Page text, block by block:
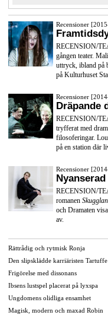
Recensioner
RECENSION/
gången teater.
uttryck, ibland på
på Kulturhuset
Recensioner
Dräpande
RECENSION/
tryfferat med
filosoferingar.
på en station där
Recensioner
RECENSION/
romanen
och Dramaten
av.
Rättrådig och rytmisk Ronja
Den slipsklädde karriäristen Tartuffe
Frigörelse med dissonans
Ibsens lustspel placerat på lyxspa
Ungdomens olidliga ensamhet
Magisk, modern och maxad Robin